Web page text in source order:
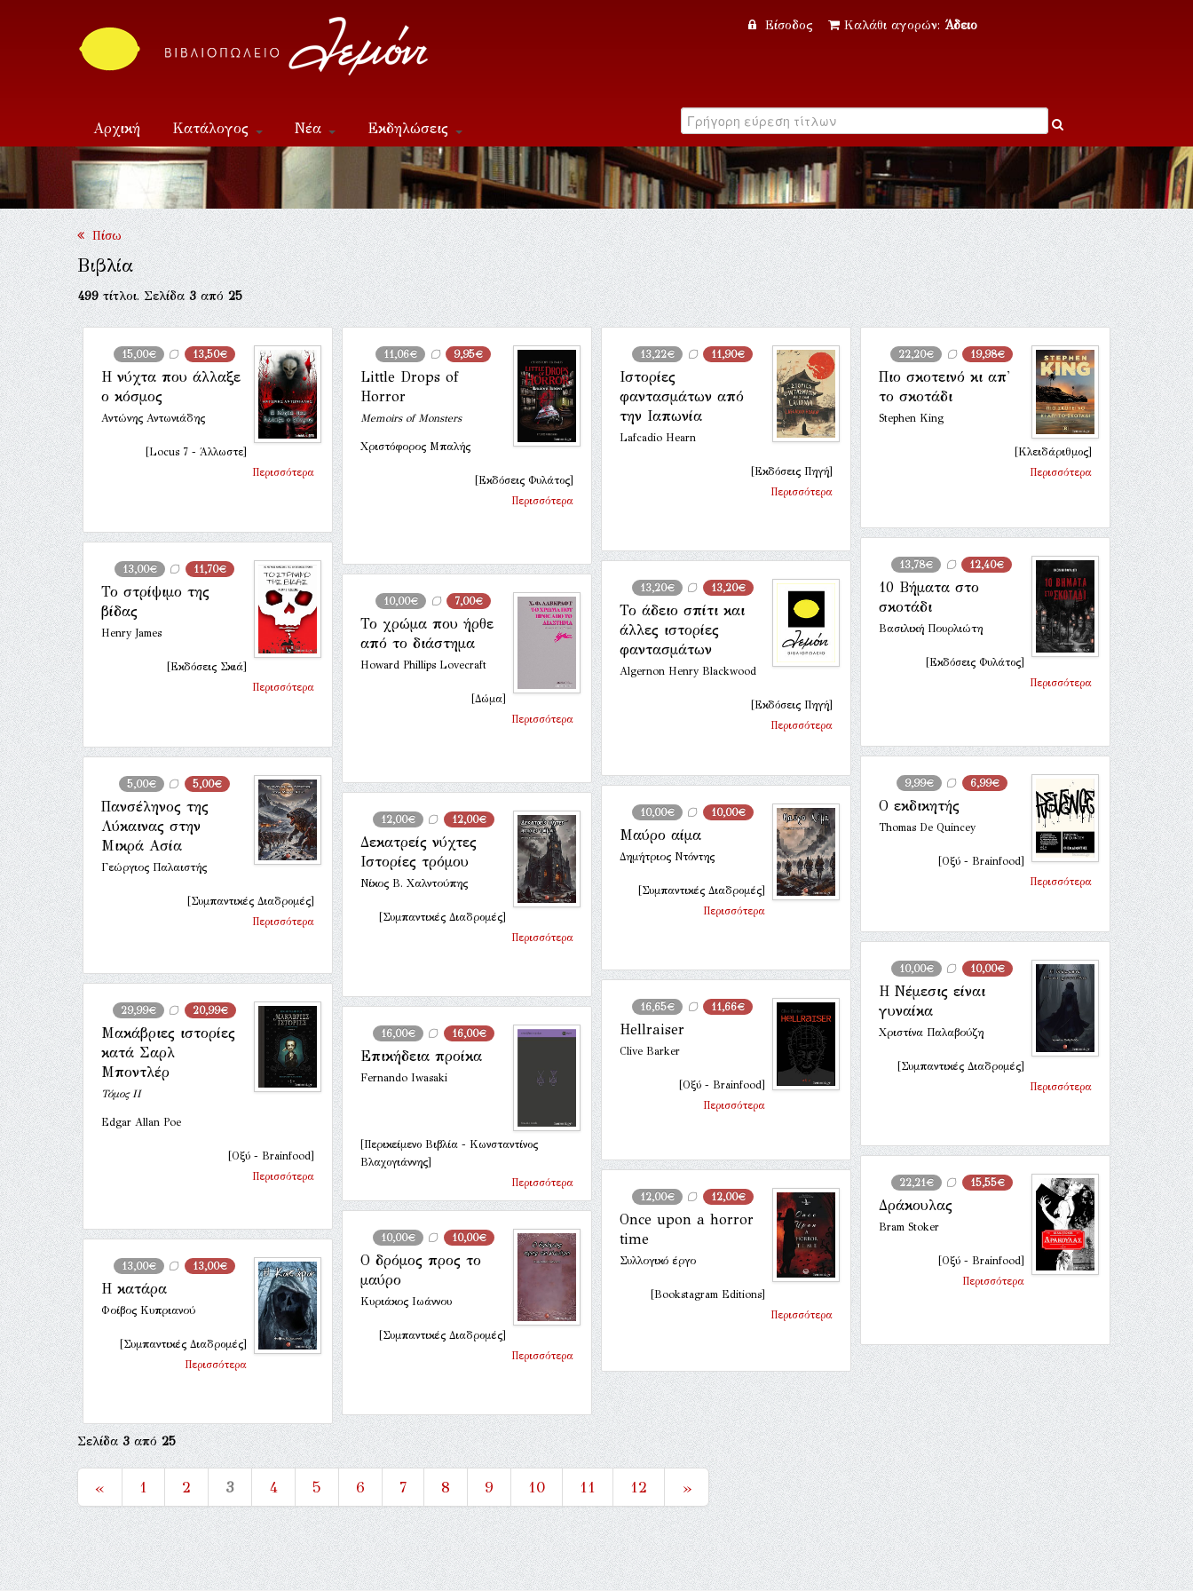
Είσοδος Καλάθι αγορών: Άδειο
Αρχική Κατάλογος Νέα Εκδηλώσεις
Επικοινωνία
Πίσω
Βιβλία
499τίτλοι. Σελίδα3από25
15,00€ 13,50€
Η νύχτα που άλλαξε
ο κόσμος
Αντώνης Αντωνιάδης
[Locus 7 - Άλλωστε]
Περισσότερα
11,06€ 9,95€
Little Drops of
Horror
Memoirs of Monsters
Χριστόφορος Μπαλής
[Εκδόσεις Φυλάτος]
Περισσότερα
13,22€ 11,90€
Ιστορίες
φαντασμάτων από
την Ιαπωνία
Lafcadio Hearn
[Εκδόσεις Πηγή]
Περισσότερα
22,20€ 19,98€
Πιο σκοτεινό κι απ'
το σκοτάδι
Stephen King
[Κλειδάριθμος]
Περισσότερα
13,78€ 12,40€
10 Βήματα στο
σκοτάδι
Βασιλική Πουρλιώτη
[Εκδόσεις Φυλάτος]
Περισσότερα
13,00€ 11,70€
Το στρίψιμο της
βίδας
Henry James
[Εκδόσεις Σκιά]
Περισσότερα
13,20€ 13,20€
Το άδειο σπίτι και
άλλες ιστορίες
φαντασμάτων
Algernon Henry Blackwood
[Εκδόσεις Πηγή]
Περισσότερα
10,00€ 7,00€
Το χρώμα που ήρθε
από το διάστημα
Howard Phillips Lovecraft
[Δώμα]
Περισσότερα
9,99€ 6,99€
Ο εκδικητής
Thomas De Quincey
[Οξύ - Brainfood]
Περισσότερα
5,00€ 5,00€
Πανσέληνος της
Λύκαινας στην
Μικρά Ασία
Γεώργιος Παλαιστής
[Συμπαντικές Διαδρομές]
Περισσότερα
10,00€ 10,00€
Μαύρο αίμα
Δημήτριος Ντόντης
[Συμπαντικές Διαδρομές]
Περισσότερα
12,00€ 12,00€
Δεκατρείς νύχτες
Ιστορίες τρόμου
Νίκος Β. Χαλντούπης
[Συμπαντικές Διαδρομές]
Περισσότερα
10,00€ 10,00€
Η Νέμεσις είναι
γυναίκα
Χριστίνα Παλαβούζη
[Συμπαντικές Διαδρομές]
Περισσότερα
16,65€ 11,66€
Hellraiser
Clive Barker
[Οξύ - Brainfood]
Περισσότερα
29,99€ 20,99€
Μακάβριες ιστορίες
κατά Σαρλ
Μποντλέρ
Τόμος ΙΙ
Edgar Allan Poe
[Οξύ - Brainfood]
Περισσότερα
16,00€ 16,00€
Επικήδεια προίκα
Fernando Iwasaki
[Περικείμενο Βιβλία - Κωνσταντίνος
Βλαχογιάννης]
Περισσότερα
22,21€ 15,55€
Δράκουλας
Bram Stoker
[Οξύ - Brainfood]
Περισσότερα
12,00€ 12,00€
Once upon a horror
time
Συλλογικό έργο
[Bookstagram Editions]
Περισσότερα
10,00€ 10,00€
Ο δρόμος προς το
μαύρο
Κυριάκος Ιωάννου
[Συμπαντικές Διαδρομές]
Περισσότερα
13,00€ 13,00€
Η κατάρα
Φοίβος Κυπριανού
[Συμπαντικές Διαδρομές]
Περισσότερα
Σελίδα3από25
« 1 2 3 4 5 6 7 8 9 10 11 12 »